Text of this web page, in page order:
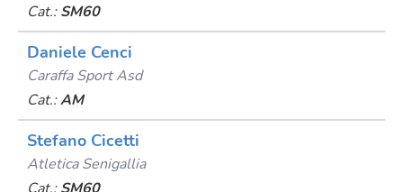
Cat.: SM60
Daniele Cenci
Caraffa Sport Asd
Cat.:AM
Stefano Cicetti
Atletica Senigallia